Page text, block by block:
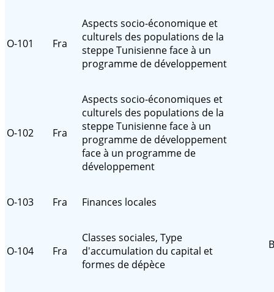
O-101 Fra
Aspects socio-économique et
culturels des populations de la
steppe Tunisienne face à un
programme de développement
O-102 Fra
Aspects socio-économiques et
culturels des populations de la
steppe Tunisienne face à un
programme de développement
face à un programme de
développement
O-103 Fra Finances locales
O-104 Fra
Classes sociales, Type
d'accumulation du capital et
formes de dépèce